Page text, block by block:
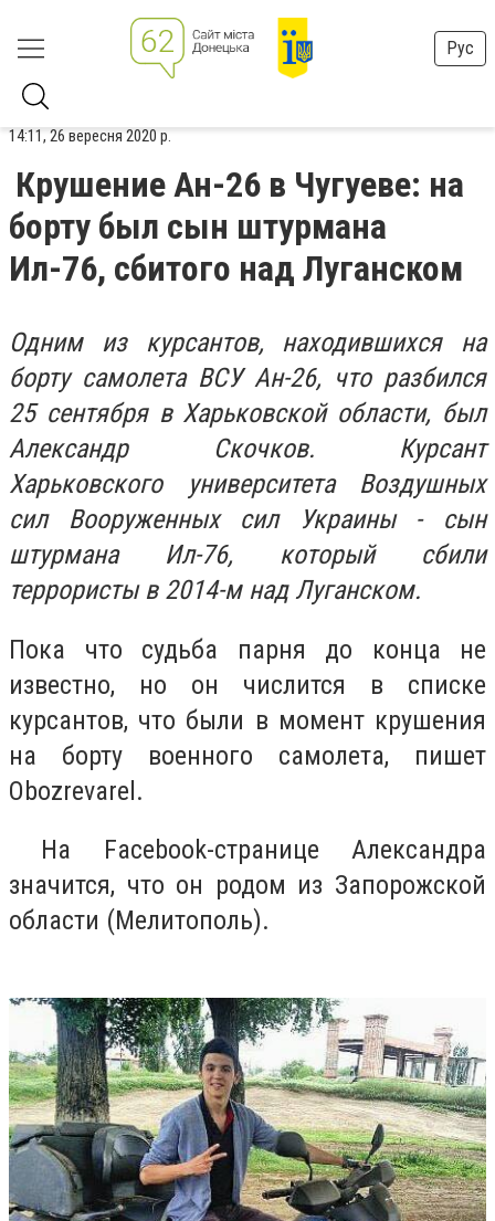
Рус
14:11, 26 вересня 2020 р.
Крушение Ан-26 в Чугуеве: на
борту был сын штурмана
Ил-76, сбитого над Луганском
Одним из курсантов, находившихся на
борту самолета ВСУ Ан-26, что разбился
25 сентября в Харьковской области, был
Александр Скочков. Курсант
Харьковского университета Воздушных
сил Вооруженных сил Украины - сын
штурмана Ил-76, который сбили
террористы в 2014-м над Луганском.
Пока что судьба парня до конца не
известно, но он числится в списке
курсантов, что были в момент крушения
на борту военного самолета, пишет
Obozrevarel.
На Facebook-странице Александра
значится, что он родом из Запорожской
области (Мелитополь).